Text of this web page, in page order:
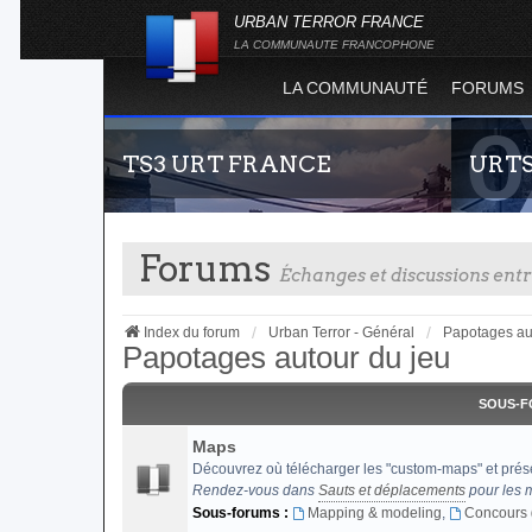
URBAN TERROR FRANCE
LA COMMUNAUTE FRANCOPHONE
LA COMMUNAUTÉ FORUMS
TS3 URT FRANCE
communauté ? Alors venez vous connecter,
vous vous sentirez moins seul !
totalité
Terror !
Forums Échanges et discussions
Index du forum Urban Terror - Général Papotages
Papotages autour du jeu
SOUS-
Maps
Découvrez où télécharger les "custom-maps" et
Rendez-vous dans Sauts et déplacements pour les
Sous-forums :
Mapping & modeling, Concours